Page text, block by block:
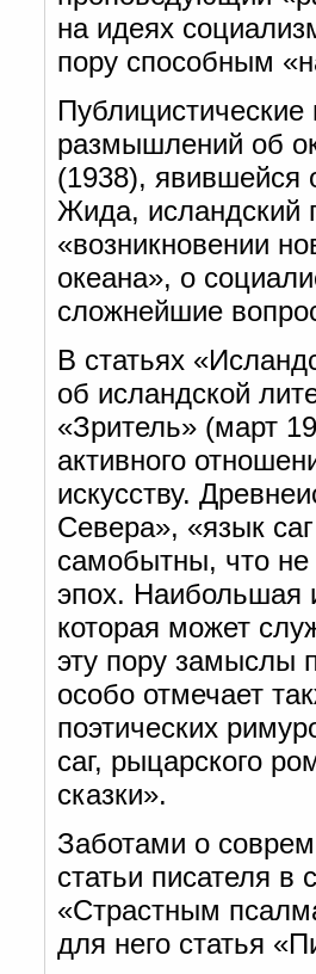
на идеях
пору способным
размышлений об
(1938), явившейся
Жида, исландский
«возникновении
океана», о
сложнейшие
В статьях
об исландской
«Зритель» (март
активного
искусству.
Севера», «язык
самобытны, что не
эпох. Наибольшая
которая может
эту пору замыслы
особо отмечает
поэтических
саг, рыцарского
сказки».
Заботами о
статьи писателя в
«Страстным
для него статья